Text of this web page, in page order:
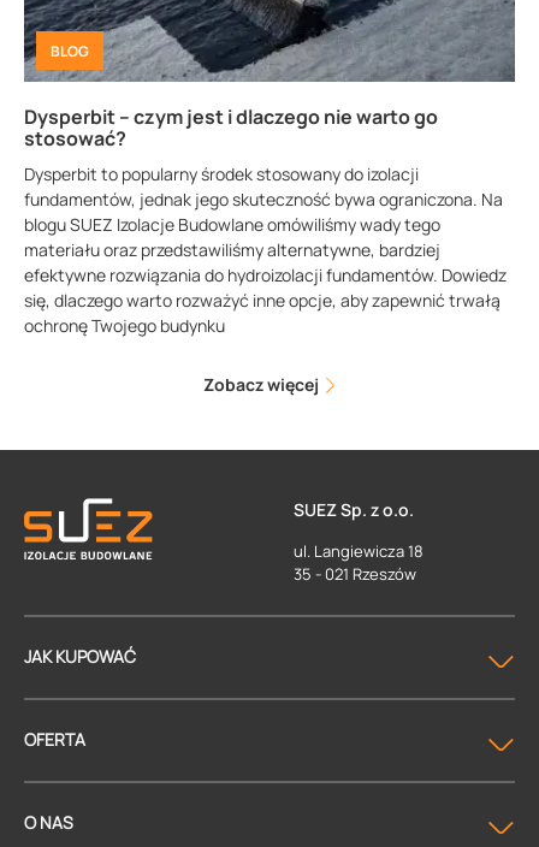
BLOG
Dysperbit – czym jest i dlaczego nie warto go
stosować?
Dysperbit to popularny środek stosowany do izolacji
fundamentów, jednak jego skuteczność bywa ograniczona. Na
blogu SUEZ Izolacje Budowlane omówiliśmy wady tego
materiału oraz przedstawiliśmy alternatywne, bardziej
efektywne rozwiązania do hydroizolacji fundamentów. Dowiedz
się, dlaczego warto rozważyć inne opcje, aby zapewnić trwałą
ochronę Twojego budynku
Zobacz więcej
SUEZ Sp. z o.o.
ul. Langiewicza 18
35 - 021 Rzeszów
JAK KUPOWAĆ
OFERTA
O NAS